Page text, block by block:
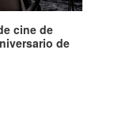
cine de
de